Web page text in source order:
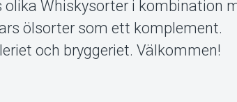
olika Whiskysorter i kombination
ölsorter som ett komplement.
och bryggeriet. Välkommen!